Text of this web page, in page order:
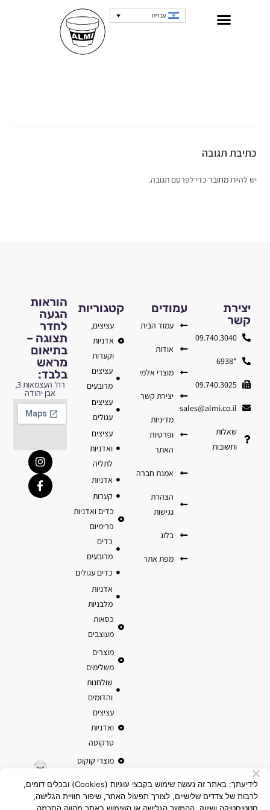
עברית
כתיבת תגובה
יש להיותמחובר כדי לפרסם תגובה.
הוראות
הגעה
לחדר
תצוגה –
בתיאום
מראש
בלבד:
רח' העצמאות 3,
אבן יהודה
קטגוריות
עציצים,
אדניות
וקערות
עציצים
מרובעים
עציצים
עגולים
עציצים
ואדניות
לתליה
אדניות
קערות
כדים ואדניות
פרימיום
כדים
מרובעים
כדים עגולים
אדניות
מלבניות
כסאות
מעוצבים
מוצרים
משלימים
שולחנות
והדומים
עציצים
ואדניות
טרקוטה
מוצרי קוקוס
עמודים
עמוד הבית
אודות
מוצרי אלמי
יצירת קשר
מדיניות
ופרטיות
האתר
אמנת חברה
הצהרת
נגישות
בלוג
מפת אתר
יצירת
קשר
09.740.3040
*6938
09.740.3025
sales@almi.co.il
שאלות
ותשובות
לידיעתך: באתר זה נעשה שימוש בקבצי עוגיות (Cookies) ובכלים דומים,
לרבות של צדדים שלישיים, לצורך תפעול האתר, שיפור חוויית הגלישה,